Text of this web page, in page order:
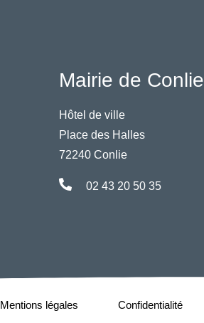
Mairie de Conlie
Hôtel de ville
Place des Halles
72240 Conlie
02 43 20 50 35
Mentions légales Confidentialité